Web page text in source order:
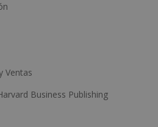
Ventas
Business Publishing